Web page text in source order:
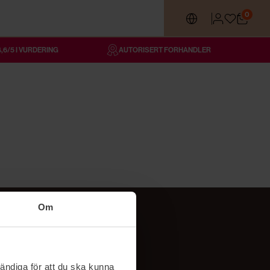
Om
för att du ska kunna
0
5 I VURDERING AUTORISERT FORHANDLER
Følg oss